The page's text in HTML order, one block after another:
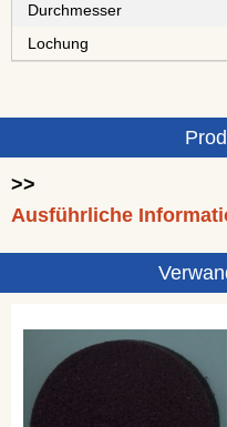
Durchmesser
Lochung
>>
Ausführliche